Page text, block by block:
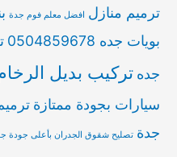
ترميم منازل
افضل معلم فوم جدة
بويات جده 0504859678
جده تركيب بديل
سيارات بجودة ممتازة
جدة تصليح شقوق الجدران بأعلى جودة